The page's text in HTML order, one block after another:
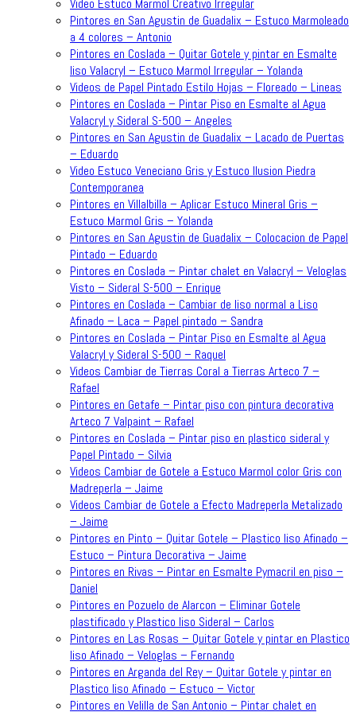
Video Estuco Marmol Creativo Irregular
Pintores en San Agustin de Guadalix – Estuco Marmoleado
a 4 colores – Antonio
Pintores en Coslada – Quitar Gotele y pintar en Esmalte
liso Valacryl – Estuco Marmol Irregular – Yolanda
Videos de Papel Pintado Estilo Hojas – Floreado – Lineas
Pintores en Coslada – Pintar Piso en Esmalte al Agua
Valacryl y Sideral S-500 – Angeles
Pintores en San Agustin de Guadalix – Lacado de Puertas
– Eduardo
Video Estuco Veneciano Gris y Estuco Ilusion Piedra
Contemporanea
Pintores en Villalbilla – Aplicar Estuco Mineral Gris –
Estuco Marmol Gris – Yolanda
Pintores en San Agustin de Guadalix – Colocacion de Papel
Pintado – Eduardo
Pintores en Coslada – Pintar chalet en Valacryl – Veloglas
Visto – Sideral S-500 – Enrique
Pintores en Coslada – Cambiar de liso normal a Liso
Afinado – Laca – Papel pintado – Sandra
Pintores en Coslada – Pintar Piso en Esmalte al Agua
Valacryl y Sideral S-500 – Raquel
Videos Cambiar de Tierras Coral a Tierras Arteco 7 –
Rafael
Pintores en Getafe – Pintar piso con pintura decorativa
Arteco 7 Valpaint – Rafael
Pintores en Coslada – Pintar piso en plastico sideral y
Papel Pintado – Silvia
Videos Cambiar de Gotele a Estuco Marmol color Gris con
Madreperla – Jaime
Videos Cambiar de Gotele a Efecto Madreperla Metalizado
– Jaime
Pintores en Pinto – Quitar Gotele – Plastico liso Afinado –
Estuco – Pintura Decorativa – Jaime
Pintores en Rivas – Pintar en Esmalte Pymacril en piso –
Daniel
Pintores en Pozuelo de Alarcon – Eliminar Gotele
plastificado y Plastico liso Sideral – Carlos
Pintores en Las Rosas – Quitar Gotele y pintar en Plastico
liso Afinado – Veloglas – Fernando
Pintores en Arganda del Rey – Quitar Gotele y pintar en
Plastico liso Afinado – Estuco – Victor
Pintores en Velilla de San Antonio – Pintar chalet en